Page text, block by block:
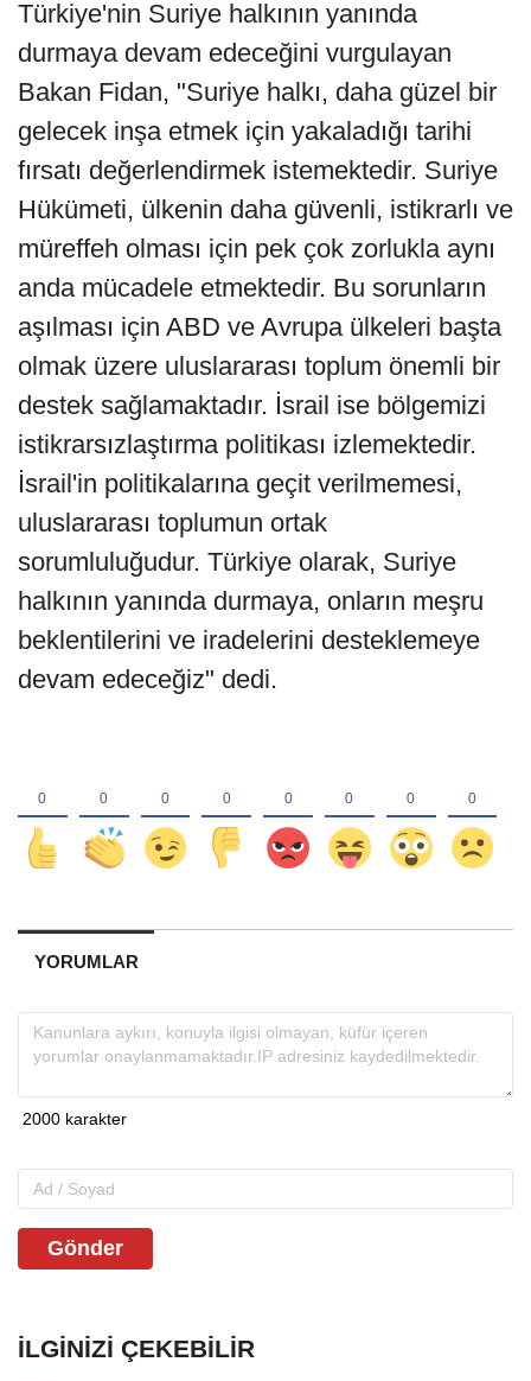
Türkiye'nin Suriye halkının yanında
durmaya devam edeceğini vurgulayan
Bakan Fidan, "Suriye halkı, daha güzel bir
gelecek inşa etmek için yakaladığı tarihi
fırsatı değerlendirmek istemektedir. Suriye
Hükümeti, ülkenin daha güvenli, istikrarlı ve
müreffeh olması için pek çok zorlukla aynı
anda mücadele etmektedir. Bu sorunların
aşılması için ABD ve Avrupa ülkeleri başta
olmak üzere uluslararası toplum önemli bir
destek sağlamaktadır. İsrail ise bölgemizi
istikrarsızlaştırma politikası izlemektedir.
İsrail'in politikalarına geçit verilmemesi,
uluslararası toplumun ortak
sorumluluğudur. Türkiye olarak, Suriye
halkının yanında durmaya, onların meşru
beklentilerini ve iradelerini desteklemeye
devam edeceğiz" dedi.
YORUMLAR
Gönder
İLGINIZI ÇEKEBILIR